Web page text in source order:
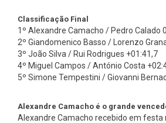
Classificação Final
1º Alexandre Camacho / Pedro Calado
2º Giandomenico Basso / Lorenzo
3º João Silva / Rui Rodrigues +01:41,7
4º Miguel Campos / António Costa
5º Simone Tempestini / Giovanni
Alexandre Camacho é o grande
Alexandre Camacho recebido em festa